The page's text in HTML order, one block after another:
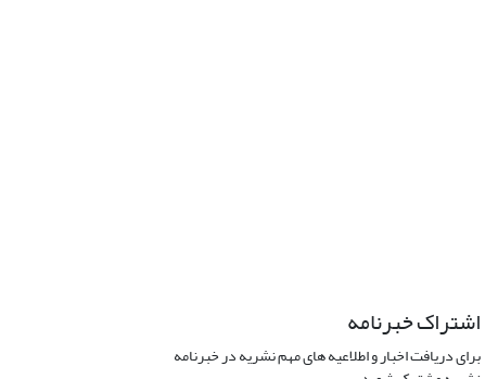
اشتراک خبرنامه
برای دریافت اخبار و اطلاعیه های مهم نشریه در خبرنامه